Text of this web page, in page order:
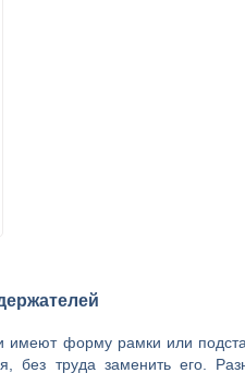
имеют форму рамки или
без труда заменить его.